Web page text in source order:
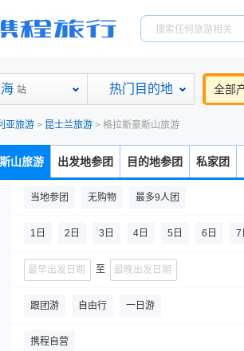
海 站 热门目的地 全部
亚旅游 > 昆士兰旅游 > 格拉斯豪斯山旅游
山旅游 出发地参团 目的地参团 私家团
当地参团 无购物 最多9人团
1日 2日 3日 4日 5日 6日 7
至
跟团游 自由行 一日游
携程自营